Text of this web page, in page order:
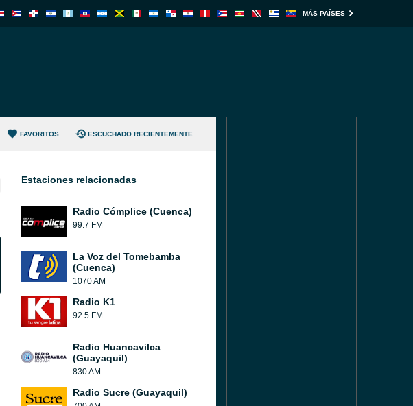
MÁS PAÍSES
FAVORITOS ESCUCHADO RECIENTEMENTE
Estaciones relacionadas
Radio Cómplice (Cuenca)
99.7 FM
La Voz del Tomebamba
(Cuenca)
1070 AM
Radio K1
92.5 FM
Radio Huancavilca
(Guayaquil)
830 AM
Radio Sucre (Guayaquil)